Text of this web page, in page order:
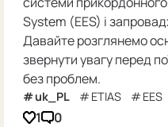
System (EES) і
Давайте розглянемо
звернути увагу перед
без проблем.
uk_PL ETIAS EES
1 0